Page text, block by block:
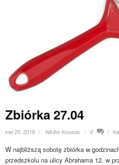
Zbiórka 27.04
kwi 25, 2019 Nikifor Koseda 0
W najbliższą sobotę zbiórka w
przedszkolu na ulicy Abrahama 12, w